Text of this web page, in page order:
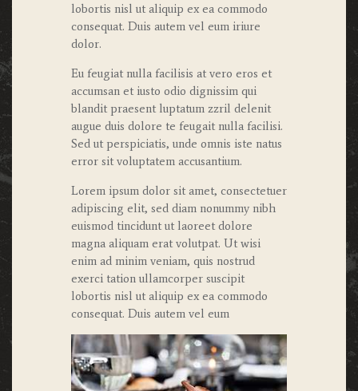
lobortis nisl ut aliquip ex ea commodo
consequat. Duis autem vel eum iriure
dolor.
Eu feugiat nulla facilisis at vero eros et
accumsan et iusto odio dignissim qui
blandit praesent luptatum zzril delenit
augue duis dolore te feugait nulla facilisi.
Sed ut perspiciatis, unde omnis iste natus
error sit voluptatem accusantium.
Lorem ipsum dolor sit amet, consectetuer
adipiscing elit, sed diam nonummy nibh
euismod tincidunt ut laoreet dolore
magna aliquam erat volutpat. Ut wisi
enim ad minim veniam, quis nostrud
exerci tation ullamcorper suscipit
lobortis nisl ut aliquip ex ea commodo
consequat. Duis autem vel eum